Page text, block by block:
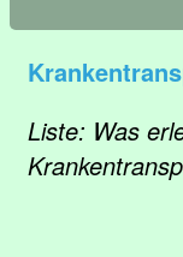
Liste: Was